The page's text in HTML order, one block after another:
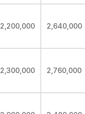
2,200,000 2,640,000
2,300,000 2,760,000